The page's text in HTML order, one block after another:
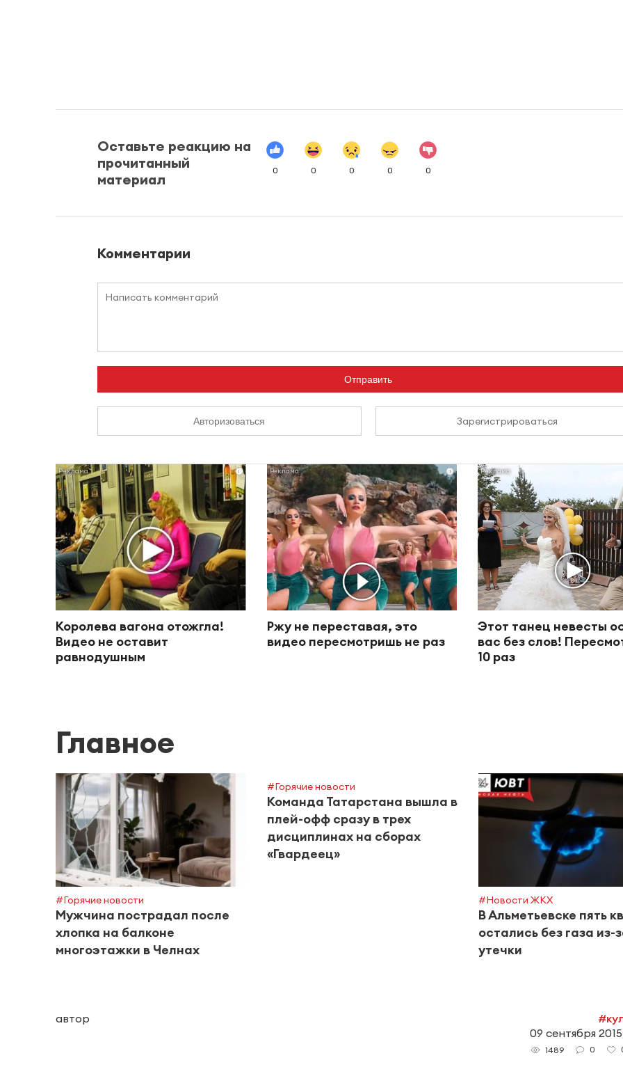
Оставьте реакцию на
прочитанный
материал
0 0 0 0 0
Комментарии
Отправить
Авторизоваться Зарегистрироваться
i
Королева вагона отожгла!
Видео не оставит
равнодушным
i
Ржу не переставая, это
видео пересмотришь не раз
Этот танец невесты
вас без слов!
10 раз
Главное
#Горячие новости
Мужчина пострадал после
хлопка на балконе
многоэтажки в Челнах
#Горячие новости
Команда Татарстана вышла в
плей-офф сразу в трех
дисциплинах на сборах
«Гвардеец»
#Новости ЖКХ
В Альметьевске пять
остались без газа из-
утечки
автор
09 сентября
1489 0